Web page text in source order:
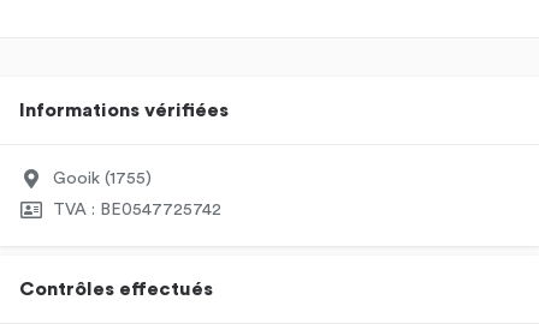
Informations vérifiées
Gooik (1755)
TVA : BE0547725742
Contrôles effectués